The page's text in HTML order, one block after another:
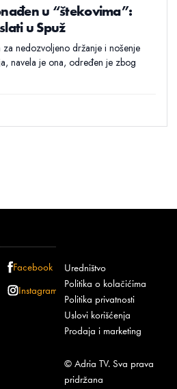
u “štekovima”:
u Spuž
nedozvoljeno držanje i nošenje
navela je ona, određen je zbog
Facebook
Instagram
Uredništvo
Politika o kolačićima
Politika privatnosti
Uslovi korišćenja
Prodaja i marketing
© Adria TV. Sva prava
pridržana